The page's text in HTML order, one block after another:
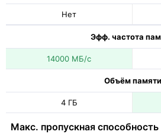
Нет
Эфф. частота
14000 МБ/с
Объём памяти
4 ГБ
Макс. пропускная способность